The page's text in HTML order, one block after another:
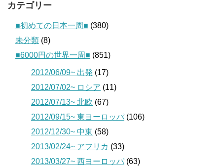
カテゴリー
■初めての日本一周■ (380)
未分類 (8)
■6000円の世界一周■ (851)
2012/06/09~ 出発 (17)
2012/07/02~ ロシア (11)
2012/07/13~ 北欧 (67)
2012/09/15~ 東ヨーロッパ (106)
2012/12/30~ 中東 (58)
2013/02/24~ アフリカ (33)
2013/03/27~ 西ヨーロッパ (63)